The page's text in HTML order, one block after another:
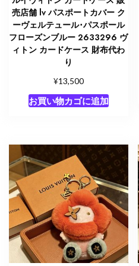
売店舗 lv パスポートカバー ク
ーヴェルテュール･パスポール
フローズンブルー 2633296 ヴ
ィトン カードケース 財布代わ
り
¥13,500
お買い物カゴに追加